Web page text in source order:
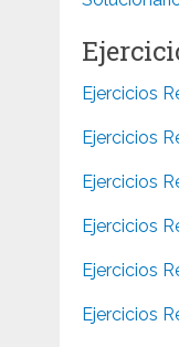
Ejercicios
Ejercicios
Ejercicios
Ejercicios
Ejercicios
Ejercicios